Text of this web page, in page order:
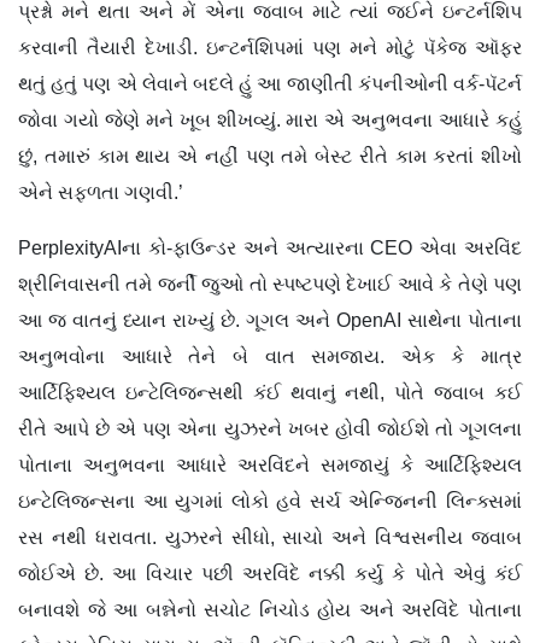
પ્રશ્નો મને થતા અને મેં એના જવાબ માટે ત્યાં જઈને ઇન્ટર્નશિપ
કરવાની તૈયારી દેખાડી. ઇન્ટર્નશિપમાં પણ મને મોટું પૅકેજ ઑફર
થતું હતું પણ એ લેવાને બદલે હું આ જાણીતી કંપનીઓની વર્ક-પૅટર્ન
જોવા ગયો જેણે મને ખૂબ શીખવ્યું. મારા એ અનુભવના આધારે કહું
છું, તમારું કામ થાય એ નહીં પણ તમે બેસ્ટ રીતે કામ કરતાં શીખો
એને સફળતા ગણવી.’
PerplexityAIના કો-ફાઉન્ડર અને અત્યારના CEO એવા અરવિંદ
શ્રીનિવાસની તમે જર્ની જુઓ તો સ્પષ્ટપણે દેખાઈ આવે કે તેણે પણ
આ જ વાતનું ધ્યાન રાખ્યું છે. ગૂગલ અને OpenAI સાથેના પોતાના
અનુભવોના આધારે તેને બે વાત સમજાય. એક કે માત્ર
આર્ટિફિશ્યલ ઇન્ટેલિજન્સથી કંઈ થવાનું નથી, પોતે જવાબ કઈ
રીતે આપે છે એ પણ એના યુઝરને ખબર હોવી જોઈશે તો ગૂગલના
પોતાના અનુભવના આધારે અરવિંદને સમજાયું કે આર્ટિફિશ્યલ
ઇન્ટેલિજન્સના આ યુગમાં લોકો હવે સર્ચ એન્જિનની લિન્ક્સમાં
રસ નથી ધરાવતા. યુઝરને સીધો, સાચો અને વિશ્વસનીય જવાબ
જોઈએ છે. આ વિચાર પછી અરવિંદે નક્કી કર્યુ કે પોતે એવું કંઈ
બનાવશે જે આ બન્નેનો સચોટ નિચોડ હોય અને અરવિંદે પોતાના